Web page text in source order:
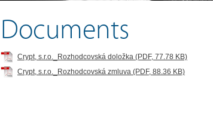
Documents
Crypt, s.r.o._Rozhodcovská doložka (PDF, 77.78 KB)
Crypt, s.r.o._Rozhodcovská zmluva (PDF, 88.36 KB)